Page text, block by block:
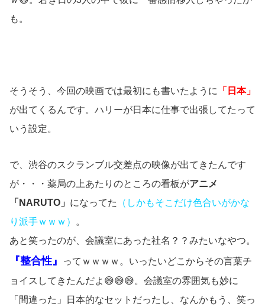
も。
そうそう、今回の映画では最初にも書いたように
「日本」
が出てくるんです。ハリーが日本に仕事で出張してたって
いう設定。
で、渋谷のスクランブル交差点の映像が出てきたんです
が・・・薬局の上あたりのところの看板がアニメ
「NARUTO」 になってた
（しかもそこだけ色合いがかな
り派手ｗｗｗ）
。
あと笑ったのが、会議室にあった社名？？みたいなやつ。
『整合性』
ってｗｗｗｗ。いったいどこからその言葉チ
ョイスしてきたんだよ😅😅😅。会議室の雰囲気も妙に
「間違った」日本的なセットだったし、なんかもう、笑っ